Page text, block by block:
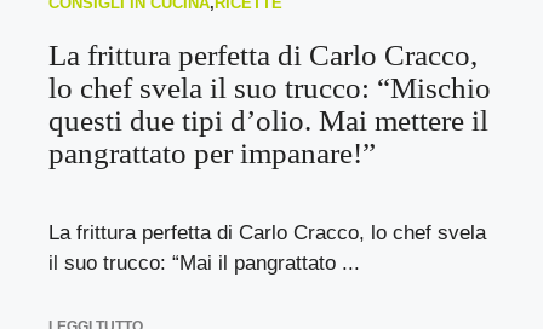
La frittura perfetta di Carlo Cracco,
lo chef svela il suo trucco: “Mischio
questi due tipi d’olio. Mai mettere il
pangrattato per impanare!”
La frittura perfetta di Carlo Cracco, lo chef svela
il suo trucco: “Mai il pangrattato ...